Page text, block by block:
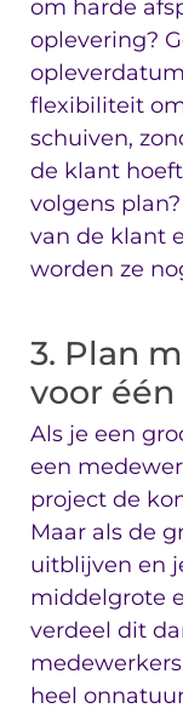
om harde
oplevering?
flexibiliteit
schuiven,
de klant
volgens
van de klant
worden ze
3. Plan
voor één
Als je een
een
project de
Maar als de
uitblijven en
middelgrote
verdeel dit
heel